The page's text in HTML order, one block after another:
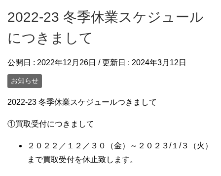
2022-23 冬季休業スケジュール
につきまして
公開日 : 2022年12月26日 / 更新日 : 2024年3月12日
お知らせ
2022-23 冬季休業スケジュールつきまして
①買取受付につきまして
２０２２／１２／３０（金）～２０２３/１/３（火）
まで買取受付を休止致します。